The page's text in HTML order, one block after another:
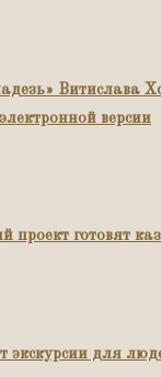
Витислава
версии
проект готовят
экскурсии для